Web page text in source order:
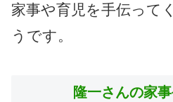
家事や育児を手伝って
うです。
隆一さんの家